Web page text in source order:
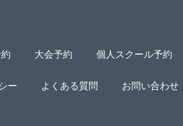
大会予約 個人スクール予約
ー よくある質問 お問い合わせ